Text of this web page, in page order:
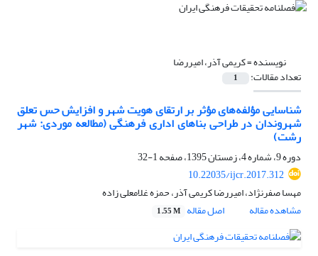
نویسنده =کریمی آذر، امیررضا
تعداد مقالات: 1
شناسایی مؤلفه‌های مؤثر بر ارتقای هویت شهر و افزایش حس تعلق
شهروندان در طراحی بناهای اداری فرهنگی (مطالعه موردی: شهر
رشت)
دوره 9، شماره 4، زمستان 1395، صفحه
1-32
10.22035/ijcr.2017.312
مهسا صفرنژاد، امیررضا کریمی آذر، حمزه غلامعلی زاده
مشاهده مقاله
اصل مقاله 1.55 M